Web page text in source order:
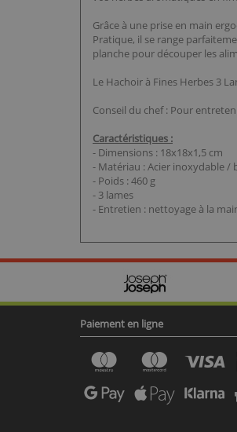
Grâce à une prise en main
Pratique, il se range
planche pour découper les
Le Hachoir à Fines Herbes 3
Conseil du chef : Pour
Caractéristiques :
- Dimensions : 18x18x1,5 cm
- Matériau : Acier inoxydable /
- Poids : 460 g
- 3 lames
- Entretien : nettoyage à la
Paiement en ligne